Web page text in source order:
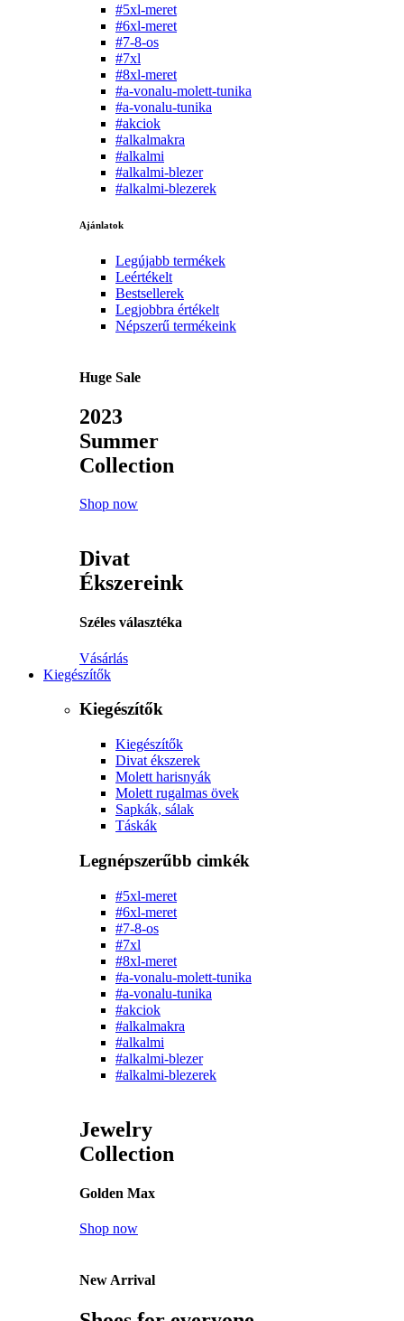
#5xl-meret
#6xl-meret
#7-8-os
#7xl
#8xl-meret
#a-vonalu-molett-tunika
#a-vonalu-tunika
#akciok
#alkalmakra
#alkalmi
#alkalmi-blezer
#alkalmi-blezerek
Ajánlatok
Legújabb termékek
Leértékelt
Bestsellerek
Legjobbra értékelt
Népszerű termékeink
Huge Sale
2023
Summer
Collection
Shop now
Divat
Ékszereink
Széles választéka
Vásárlás
Kiegészítők
Kiegészítők
Kiegészítők
Divat ékszerek
Molett harisnyák
Molett rugalmas övek
Sapkák, sálak
Táskák
Legnépszerűbb cimkék
#5xl-meret
#6xl-meret
#7-8-os
#7xl
#8xl-meret
#a-vonalu-molett-tunika
#a-vonalu-tunika
#akciok
#alkalmakra
#alkalmi
#alkalmi-blezer
#alkalmi-blezerek
Jewelry
Collection
Golden Max
Shop now
New Arrival